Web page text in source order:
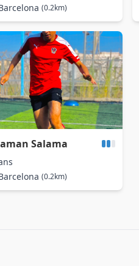
(0.2km)
Salama
(0.2km)